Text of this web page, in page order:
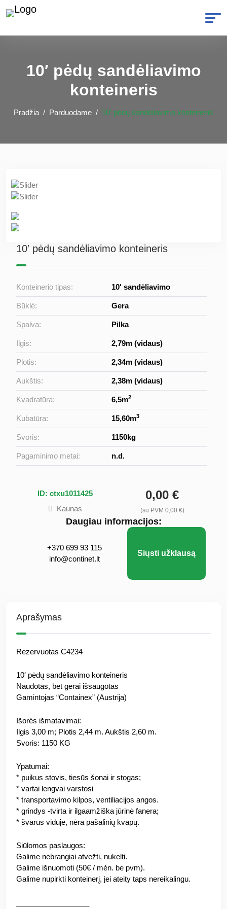
10′ pėdų sandėliavimo
konteineris
Pradžia Parduodame 10′ pėdų sandėliavimo konteineris
10′ pėdų sandėliavimo konteineris
Konteinerio tipas: 10' sandėliavimo
Būklė: Gera
Spalva: Pilka
Ilgis: 2,79m (vidaus)
Plotis: 2,34m (vidaus)
Aukštis: 2,38m (vidaus)
Kvadratūra: 6,5m2
Kubatūra: 15,60m3
Svoris: 1150kg
Pagaminimo metai: n.d.
ID: ctxu1011425
Kaunas
0,00 €
(su PVM 0,00 €)
Daugiau informacijos:
+370 699 93 115
info@continet.lt
Siųsti užklausą
Aprašymas
Rezervuotas C4234
10′ pėdų sandėliavimo konteineris
Naudotas, bet gerai išsaugotas
Gamintojas “Containex” (Austrija)
Išorės išmatavimai:
Ilgis 3,00 m; Plotis 2,44 m. Aukštis 2,60 m.
Svoris: 1150 KG
Ypatumai:
* puikus stovis, tiesūs šonai ir stogas;
* vartai lengvai varstosi
* transportavimo kilpos, ventiliacijos angos.
* grindys -tvirta ir ilgaamžiška jūrinė fanera;
* švarus viduje, nėra pašalinių kvapų.
Siūlomos paslaugos:
Galime nebrangiai atvežti, nukelti.
Galime išnuomoti (50€ / mėn. be pvm).
Galime nupirkti konteinerį, jei ateity taps nereikalingu.